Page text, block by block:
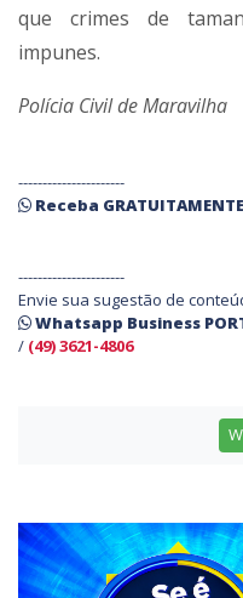
que crimes de
impunes.
Polícia Civil de Maravilha
----------------------
Receba GRATUITAMENTE
----------------------
Envie sua sugestão de
Whatsapp Business
/ (49) 3621-4806